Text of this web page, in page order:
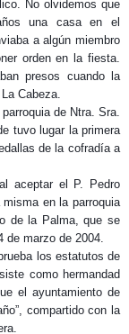
No olvidemos que
una casa en el
a algún miembro
orden en la fiesta.
presos cuando la
Cabeza.
de Ntra. Sra.
tuvo lugar la primera
de la cofradía a
aceptar el P. Pedro
en la parroquia
de la Palma, que se
de marzo de 2004.
los estatutos de
como hermandad
el ayuntamiento de
compartido con la